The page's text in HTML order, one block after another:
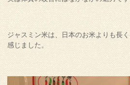
ジャスミン米は、日本のお米よりも長
感じました。